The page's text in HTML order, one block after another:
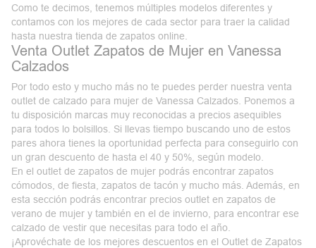
Como te decimos, tenemos múltiples modelos diferentes y
contamos con los mejores de cada sector para traer la calidad
hasta nuestratienda de zapatos online
Venta Outlet Zapatos de Mujer en Vanessa
Calzados
Por todo esto y mucho más no te puedes perder nuestra venta
outlet de calzado para mujer de Vanessa Calzados. Ponemos a
tu disposición marcas muy reconocidas a precios asequibles
para todos lo bolsillos. Si llevas tiempo buscando uno de estos
pares ahora tienes la oportunidad perfecta para conseguirlo con
un gran descuento de hasta el 40 y 50%, según modelo.
En el outlet de zapatos de mujer podrás encontrar zapatos
cómodos, de fiesta, zapatos de tacón y mucho más. Además, en
esta sección podrás encontrar precios outlet en zapatos de
verano de mujer y también en el de invierno, para encontrar ese
calzado de vestir que necesitas para todo el año.
¡Aprovéchate de los mejoresdescuentos en el Outlet de Zapatos